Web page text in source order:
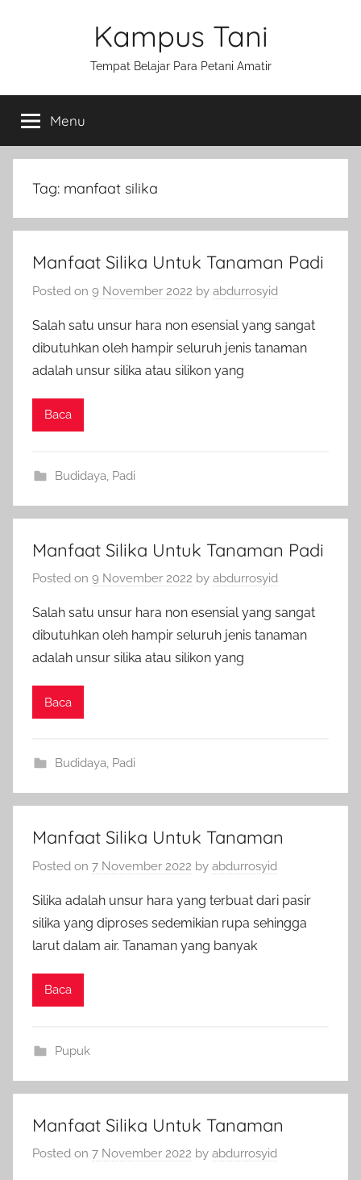
Kampus Tani
Tempat Belajar Para Petani Amatir
Menu
Tag: manfaat silika
Manfaat Silika Untuk Tanaman Padi
Posted on 9 November 2022 by abdurrosyid
Salah satu unsur hara non esensial yang sangat
dibutuhkan oleh hampir seluruh jenis tanaman
adalah unsur silika atau silikon yang
Baca
Budidaya Padi
Manfaat Silika Untuk Tanaman Padi
Posted on 9 November 2022 by abdurrosyid
Salah satu unsur hara non esensial yang sangat
dibutuhkan oleh hampir seluruh jenis tanaman
adalah unsur silika atau silikon yang
Baca
Budidaya, Padi
Manfaat Silika Untuk Tanaman
Posted on 7 November 2022 by abdurrosyid
Silika adalah unsur hara yang terbuat dari pasir
silika yang diproses sedemikian rupa sehingga
larut dalam air. Tanaman yang banyak
Baca
Pupuk
Manfaat Silika Untuk Tanaman
Posted on 7 November 2022 by abdurrosyid